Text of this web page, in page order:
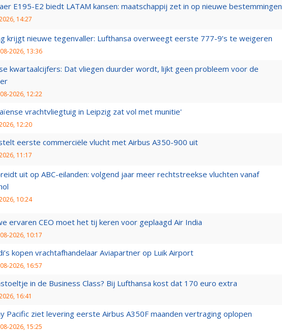
E195-E2 biedt LATAM kansen: maatschappij zet in op nieuwe bestemmingen
14:27
krijgt nieuwe tegenvaller: Lufthansa overweegt eerste 777-9’s te weigeren
2026, 13:36
kwartaalcijfers: Dat vliegen duurder wordt, lijkt geen probleem voor de
2026, 12:22
vrachtvliegtuig in Leipzig zat vol met munitie'
12:20
eerste commerciële vlucht met Airbus A350-900 uit
11:17
uit op ABC-eilanden: volgend jaar meer rechtstreekse vluchten vanaf
10:24
ervaren CEO moet het tij keren voor geplaagd Air India
2026, 10:17
kopen vrachtafhandelaar Aviapartner op Luik Airport
2026, 16:57
in de Business Class? Bij Lufthansa kost dat 170 euro extra
16:41
Pacific ziet levering eerste Airbus A350F maanden vertraging oplopen
2026, 15:25